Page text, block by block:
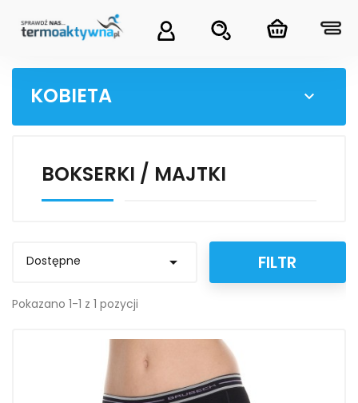
KOBIETA 
BOKSERKI / MAJTKI
Dostępne  FILTR
Pokazano 1-1 z 1 pozycji